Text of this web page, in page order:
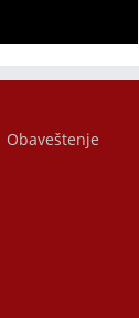
Obaveštenje